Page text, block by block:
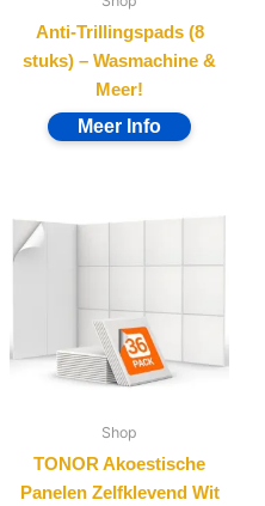
Anti-Trillingspads (8
stuks) – Wasmachine &
Meer!
Shop
TONOR Akoestische
Panelen Zelfklevend Wit